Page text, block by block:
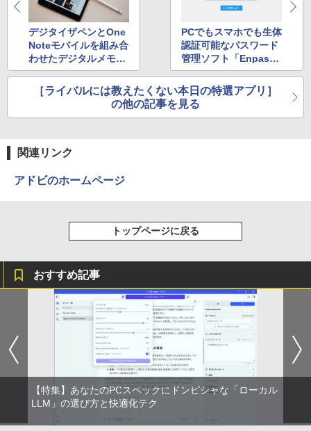
On My Road (Stadium ver.)
￥250
On My Road (Stadium ver.)
￥250
by Amazon 天然水ラベルレス 2L×9本
￥1,117
【Amazon.co.jp限定】 伊藤園 磨かれて、澄
みきった日本の水 2L 8本 ラベルレス [ ケース
HUNTER×HUNTER モノクロ版 39 (ジャンプ
コミックスDIGITAL)
￥572
スーパーの裏でヤニ吸うふたり 9巻 (デジタル
版ビッグガンガンコミックス)
デジタイザペンとOne
Noteモバイルを組み合
わせたデジタルメモ作
成術
PCでもスマホでも生体
認証可能なパスワード
管理ソフト「Enpas
s」
［ライバルには教えたくない本日の特選アプリ］
の他の記事を見る
関連リンク
アドビのホームページ
トップページに戻る
おすすめ記事
【特集】あなたのPCスペックにドンピシャな「ローカル
LLM」の選び方と快適化テク